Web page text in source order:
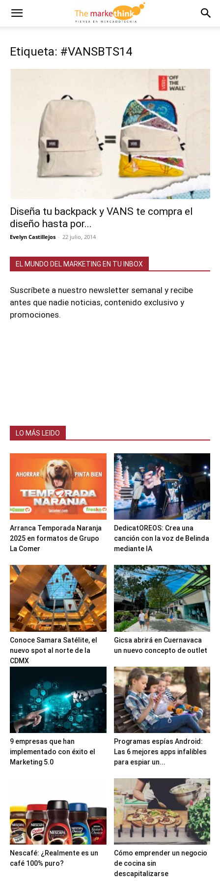
Etiqueta: #VANSBTS14
Diseña tu backpack y VANS te compra el
diseño hasta por...
Evelyn Castillejos - 22 julio, 2014
EL MUNDO DEL MARKETING EN TU INBOX
Suscríbete a nuestro newsletter semanal y recibe
antes que nadie noticias, contenido exclusivo y
promociones.
LO MÁS LEIDO
Arranca Temporada Naranja
2025 en formatos de Grupo
La Comer
DedicatOREOS: Crea una
canción con la voz de Belinda
mediante IA
Conoce Samara Satélite, el
nuevo spot al norte de la
CDMX
Gicsa abrirá en Cuernavaca
un nuevo concepto de outlet
9 empresas que han
implementado con éxito el
Marketing 5.0
Programas espías Android:
Las 6 mejores apps infalibles
para espiar un...
Nescafé: ¿Realmente es un
café 100% puro?
Cómo emprender un negocio
de cocina sin
descapitalizarse